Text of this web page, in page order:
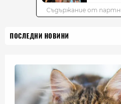
ПОСЛЕДНИ НОВИНИ